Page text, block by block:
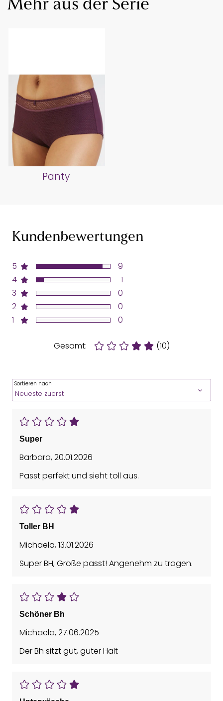
Mehr aus der Serie
Panty
Kundenbewertungen
5
4
3
2
1
9
1
0
0
0
Gesamt: (10)
Sortieren nach
Super
Barbara,20.01.2026
Passt perfekt und sieht toll aus.
Toller BH
Michaela,13.01.2026
Super BH, Größe passt! Angenehm zu tragen.
Schöner Bh
Michaela,27.06.2025
Der Bh sitzt gut, guter Halt